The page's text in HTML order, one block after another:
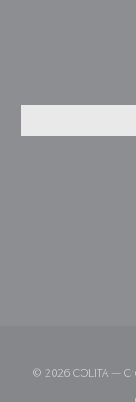
© 2026 COLITA —